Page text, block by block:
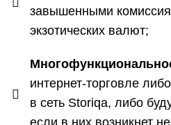
завышенными
экзотических валют;
интернет-торговле
в сеть Storiqa, либо